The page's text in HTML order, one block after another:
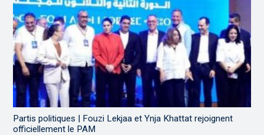
Partis politiques | Fouzi Lekjaa et Ynja Khattat rejoignent
officiellement le PAM